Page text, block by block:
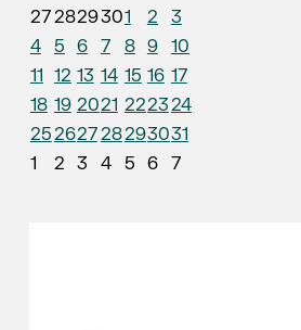
272829301 2
3
4
5 6 7 8 9
10
11 12 13 14 15 16 17
18 19 2021 222324
25262728293031
1
2 3 4 5 6 7